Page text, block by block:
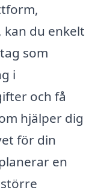
du enkelt
som
i
och få
hjälper dig
för din
en